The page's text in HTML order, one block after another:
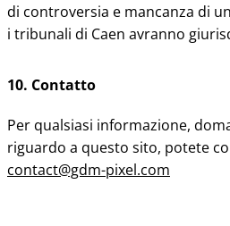
di controversia e mancanza di
i tribunali di Caen avranno
10. Contatto
Per qualsiasi informazione,
riguardo a questo sito, potete
contact@gdm-pixel.com